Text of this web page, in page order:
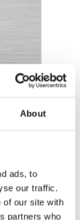
About
ads, to
our traffic.
of our site with
partners who